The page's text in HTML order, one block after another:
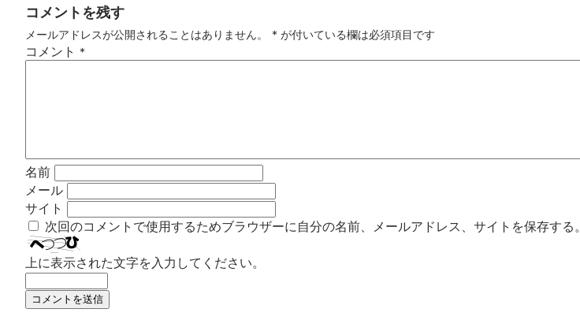
コメントを残す
メールアドレスが公開されることはありません。 * が付いている欄は必須項目です
コメント *
名前
メール
サイト
次回のコメントで使用するためブラウザーに自分の名前、メールアドレス、サイトを保存する。
上に表示された文字を入力してください。